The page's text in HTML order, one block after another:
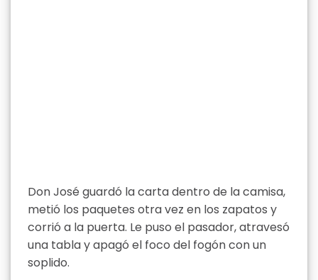
Don José guardó la carta dentro de la camisa,
metió los paquetes otra vez en los zapatos y
corrió a la puerta. Le puso el pasador, atravesó
una tabla y apagó el foco del fogón con un
soplido.